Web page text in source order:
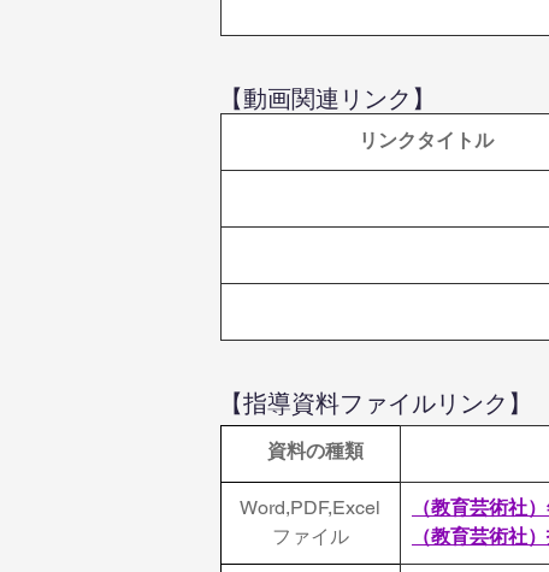
リンクタイトル
【動画関連リンク】
  資料の種類
Word,PDF,Excel
ファイル
（教育芸術社）
（教育芸術社
【指導資料ファイルリンク】